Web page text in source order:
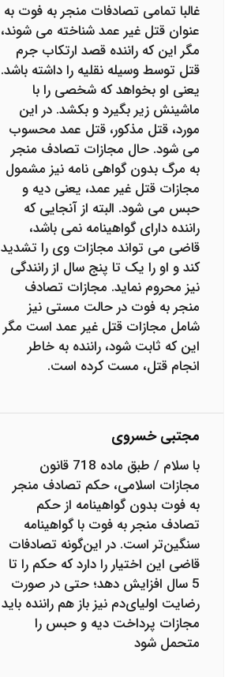
غالبا تمامی تصادفات منجر به فوت به
عنوان قتل غیر عمد شناخته می شوند،
مگر این که راننده قصد ارتکاب جرم
قتل توسط وسیله نقلیه را داشته باشد.
یعنی او بخواهد که شخصی را با
ماشینش زیر بگیرد و بکشد. در این
مورد، قتل مذکور، قتل عمد محسوب
می شود. حال مجازات تصادف منجر
به مرگ بدون گواهی نامه نیز مشمول
مجازات قتل غیر عمد، یعنی دیه و
حبس می شود. البته از آنجایی که
راننده دارای گواهینامه نمی باشد،
قاضی می تواند مجازات وی را تشدید
کند و او را یک تا پنج سال از رانندگی
نیز محروم نماید. مجازات تصادف
منجر به فوت در حالت مستی نیز
شامل مجازات قتل غیر عمد است مگر
این که ثابت شود، راننده به خاطر
انجام قتل، مست کرده است.
مجتبی خسروی
با سلام / طبق ماده 718 قانون
مجازات اسلامی، حکم تصادف منجر
به فوت بدون گواهینامه از حکم
تصادف منجر به فوت با گواهینامه
سنگین‌تر است. در این‌گونه تصادفات
قاضی این اختیار را دارد که حکم را تا
5 سال افزایش دهد؛ حتی در صورت
رضایت اولیای‌دم نیز باز هم راننده باید
مجازات پرداخت دیه و حبس را
متحمل شود